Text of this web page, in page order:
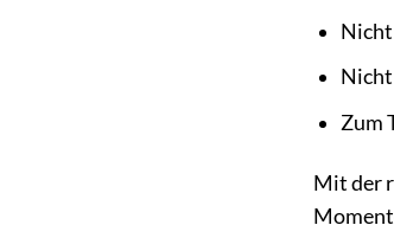
Zum
Mit der